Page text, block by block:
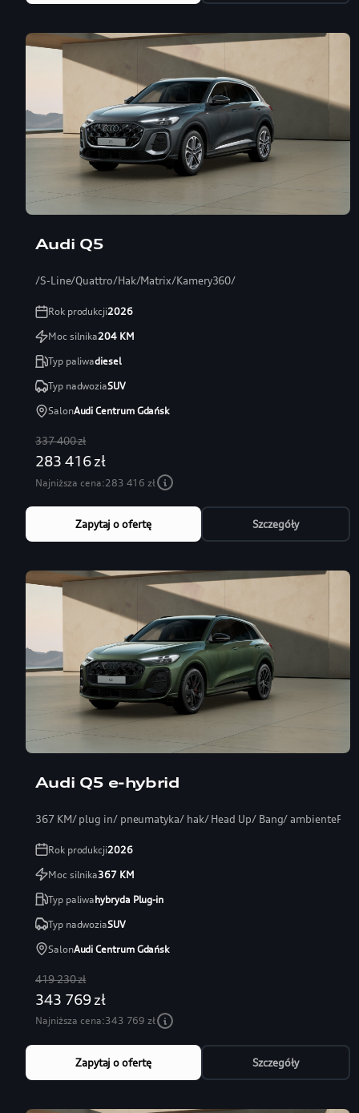
Audi Q5
/S-Line/Quattro/Hak/Matrix/Kamery360/
Rok produkcji2026
Moc silnika204KM
Typ paliwadiesel
Typ nadwoziaSUV
SalonAudi Centrum Gdańsk
337 400 zł
283 416 zł
Najniższa cena:283 416 zł
Zapytaj o ofertę Szczegóły
Audi Q5 e-hybrid
367 KM/ plug in/ pneumatyka/ hak/ Head Up/ Bang/ ambientePRO
Rok produkcji2026
Moc silnika367KM
Typ paliwahybryda Plug-in
Typ nadwoziaSUV
SalonAudi Centrum Gdańsk
419 230 zł
343 769 zł
Najniższa cena:343 769 zł
Zapytaj o ofertę Szczegóły